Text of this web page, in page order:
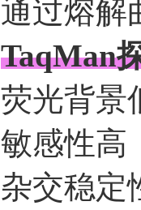
通过熔解
TaqMan
荧光背景
敏感性高
杂交稳定